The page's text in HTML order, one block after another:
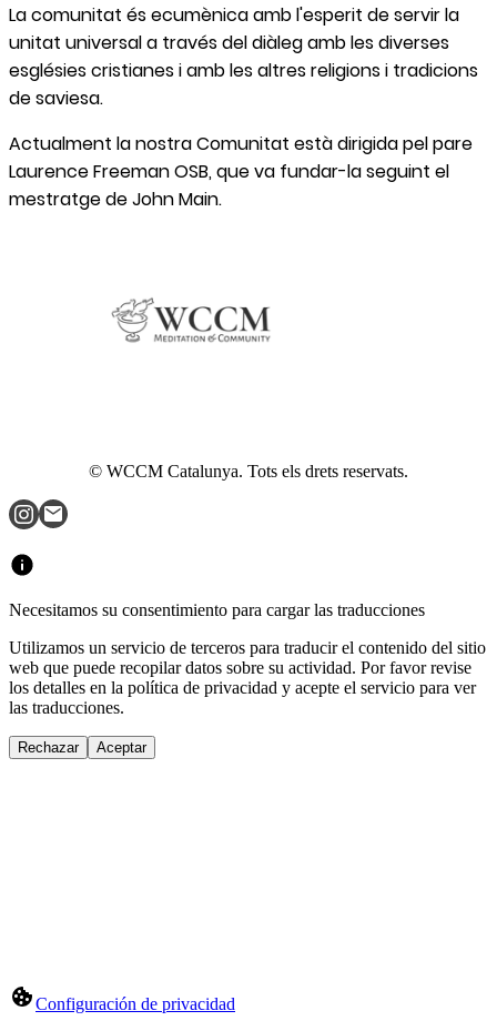
La comunitat és ecumènica amb l'esperit de servir la
unitat universal a través del diàleg amb les diverses
esglésies cristianes i amb les altres religions i tradicions
de saviesa.
Actualment la nostra Comunitat està dirigida pel pare
Laurence Freeman OSB, que va fundar-la seguint el
mestratge de John Main.
© WCCM Catalunya. Tots els drets reservats.
Necesitamos su consentimiento para cargar las traducciones
Utilizamos un servicio de terceros para traducir el contenido del sitio
web que puede recopilar datos sobre su actividad. Por favor revise
los detalles en la política de privacidad y acepte el servicio para ver
las traducciones.
Rechazar Aceptar
Configuración de privacidad